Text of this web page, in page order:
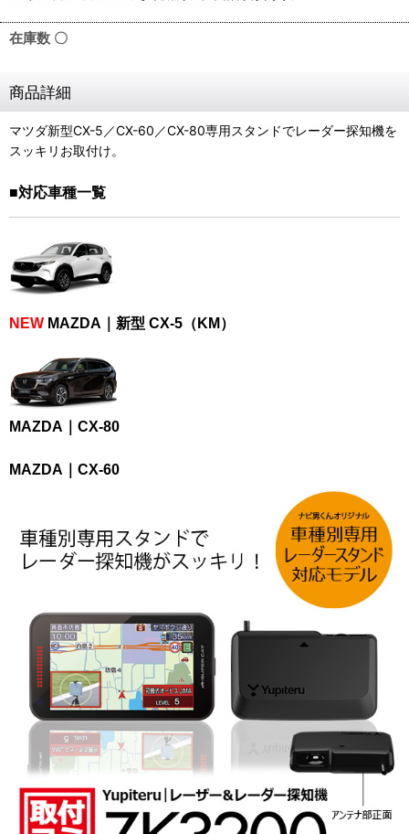
在庫数 〇
商品詳細
マツダ新型CX-5／CX-60／CX-80専用スタンドでレーダー探知機を
スッキリお取付け。
■対応車種一覧
NEW MAZDA｜新型 CX-5（KM）
MAZDA｜CX-80
MAZDA｜CX-60